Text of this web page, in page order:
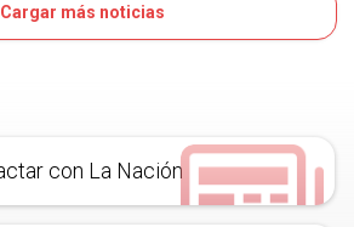
Cargar más noticias
con La Nación